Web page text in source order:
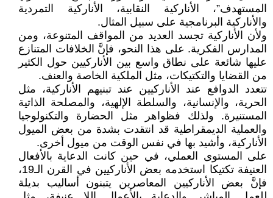
المستهدف”، الأناركية النقابية، الأناركية التمردية
والأناركية البرنامجية على سبيل المثال.
ولأن الأناركية تجسد العديد من المواقف المتنوعة، ومن
المدارس الفكرية. على هذا النحو، فإنَّ الخلافات المتنازع
عليها شائعة على نطاق واسع بين الأناركيين حول الكثير
من القضايا والتكتيكات، مثل الملكية الخاصة والعنف.
تتعدد الدوافع عند الأناركيين عند تبنيهم الأناركية، مثل
الحرية، والإنسانية، والسلطة الإلهية، والمصلحة الذاتية
المستنيرة. ولذلك فظواهر مثل الحضارة والتكنولوجيا
والعملية الديمقراطية قد انتقدت بشدة من بعض الميول
الأناركية، وأشيد بها في نفس الوقت من ميول أخرى.
على المستوى العملي، في حين كانت الدعاية بالأفعال
العنيفة تكتيكا استخدمه بعض الأناركيين في القرن الـ19،
فإنَّ بعض الأناركيين المعاصرين يتبنون أساليب بديلة